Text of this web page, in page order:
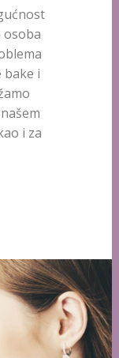
osoba
bake i
i za